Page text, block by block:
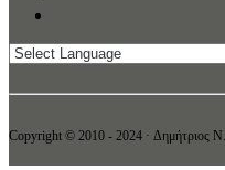
Copyright © 2010 - 2024 · Δημήτριος